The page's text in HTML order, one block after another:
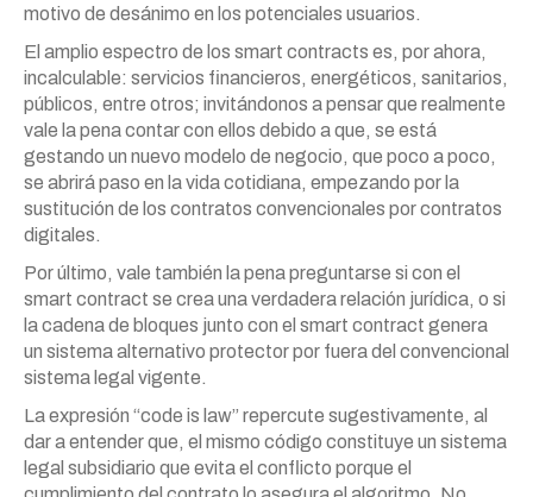
motivo de desánimo en los potenciales usuarios.
El amplio espectro de los smart contracts es, por ahora,
incalculable: servicios financieros, energéticos, sanitarios,
públicos, entre otros; invitándonos a pensar que realmente
vale la pena contar con ellos debido a que, se está
gestando un nuevo modelo de negocio, que poco a poco,
se abrirá paso en la vida cotidiana, empezando por la
sustitución de los contratos convencionales por contratos
digitales.
Por último, vale también la pena preguntarse si con el
smart contract se crea una verdadera relación jurídica, o si
la cadena de bloques junto con el smart contract genera
un sistema alternativo protector por fuera del convencional
sistema legal vigente.
La expresión “code is law” repercute sugestivamente, al
dar a entender que, el mismo código constituye un sistema
legal subsidiario que evita el conflicto porque el